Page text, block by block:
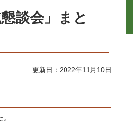
談会」まと
更新日：2022年11月10日